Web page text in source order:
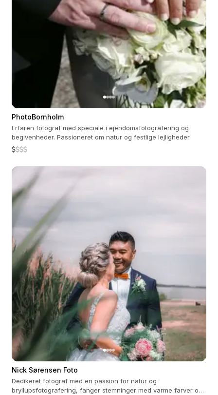
PhotoBornholm
Erfaren fotograf med speciale i ejendomsfotografering og
begivenheder. Passioneret om natur og festlige lejligheder.
Nick Sørensen Foto
Dedikeret fotograf med en passion for natur og
bryllupsfotografering, fanger stemninger med varme farver og